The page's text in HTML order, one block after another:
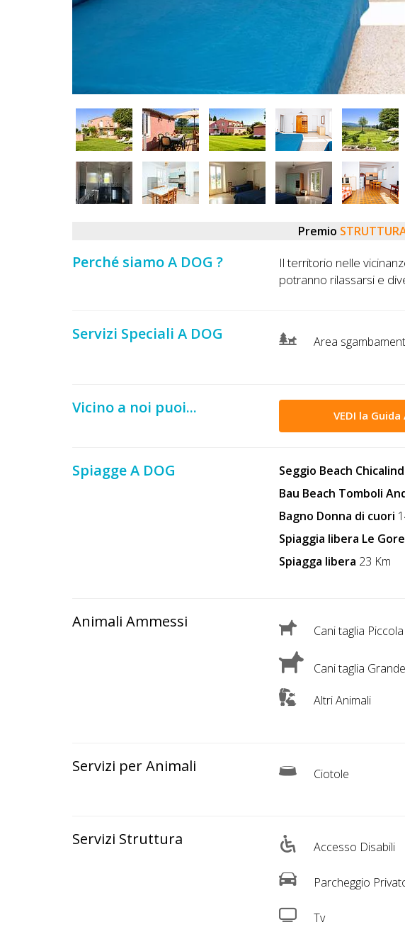
CODICE
SCONTO
Video
Tutorial
Attività
Premio
Perché siamo A DOG ?
Il territorio nelle
potranno rilassarsi e
Servizi Speciali A DOG Area
Vicino a noi puoi... VEDI la Guida
Spiagge A DOG Seggio Beach
Bau Beach Tomboli
Bagno Donna di cuori
Spiaggia libera Le
Spiagga libera 23 Km
Animali Ammessi Cani taglia Piccola
Cani taglia Grande
Altri Animali
Servizi per Animali Ciotole
Servizi Struttura Accesso Disabili
Parcheggio
Tv